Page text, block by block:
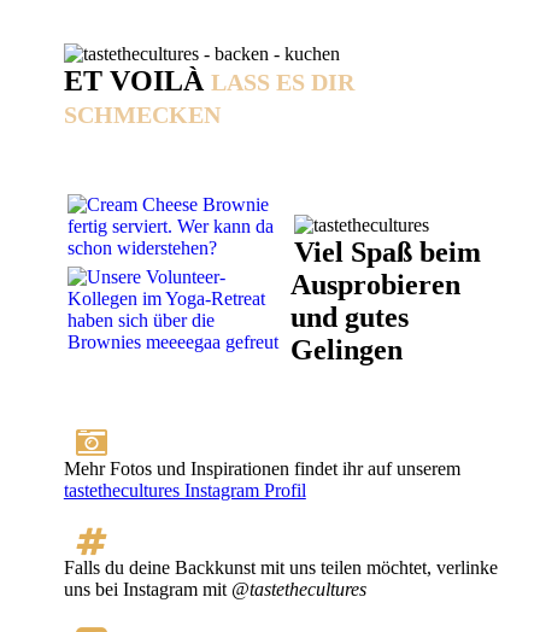
ET VOILÀ LASS ES DIR
SCHMECKEN
Viel Spaß beim
Ausprobieren
und gutes
Gelingen
Mehr Fotos und Inspirationen findet ihr auf unserem
tastethecultures Instagram Profil
Falls du deine Backkunst mit uns teilen möchtet, verlinke
uns bei Instagram mit @tastethecultures